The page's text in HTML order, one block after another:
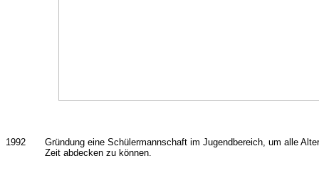
1992
Gründung eine Schülermannschaft im Jugendbereich, um alle
Zeit abdecken zu können.